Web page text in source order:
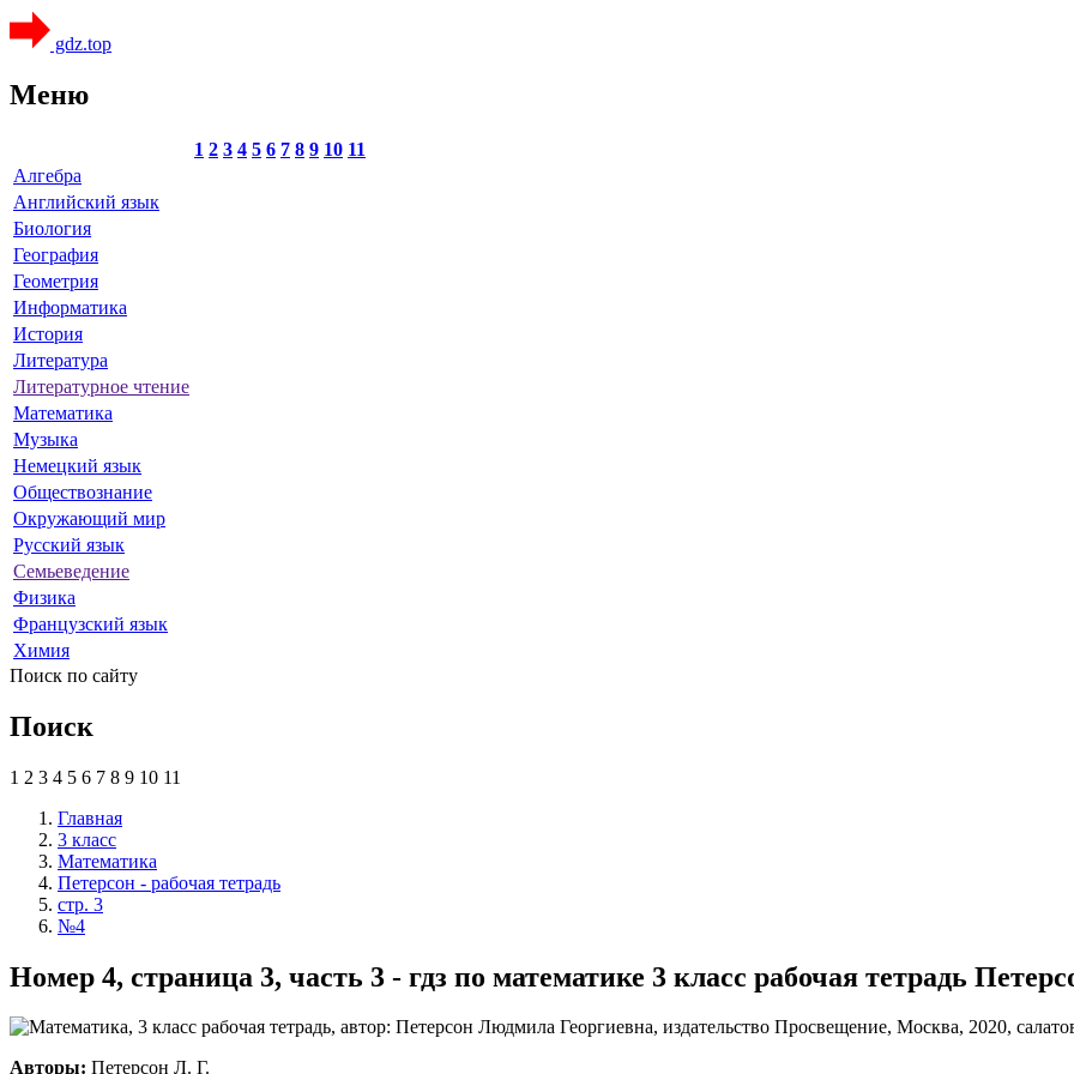
gdz.top
Меню
1 2 3 4 5 6 7 8 9 10 11
Алгебра
Английский язык
Биология
География
Геометрия
Информатика
История
Литература
Литературное чтение
Математика
Музыка
Немецкий язык
Обществознание
Окружающий мир
Русский язык
Семьеведение
Физика
Французский язык
Химия
Поиск по сайту
Поиск
1 2 3 4 5 6 7 8 9 10 11
Главная
3 класс
Математика
Петерсон - рабочая тетрадь
стр. 3
№4
Номер 4, страница 3, часть 3 - гдз по математике 3 класс рабочая тетрадь
Авторы: Петерсон Л. Г.